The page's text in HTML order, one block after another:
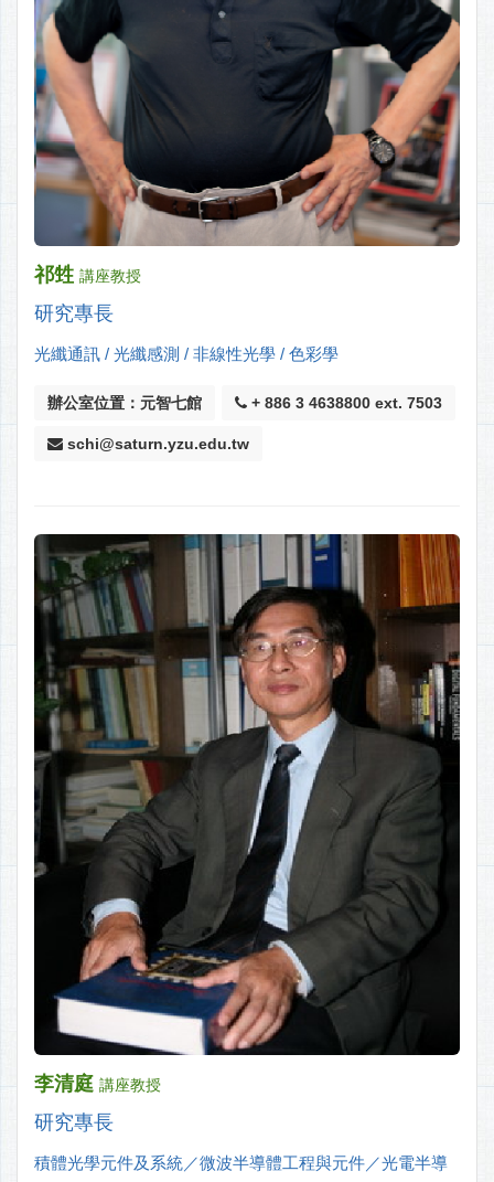
祁甡 講座教授
研究專長
光纖通訊 / 光纖感測 / 非線性光學 / 色彩學
辦公室位置：元智七館 + 886 3 4638800 ext. 7503
schi@saturn.yzu.edu.tw
李清庭 講座教授
研究專長
積體光學元件及系統／微波半導體工程與元件／光電半導